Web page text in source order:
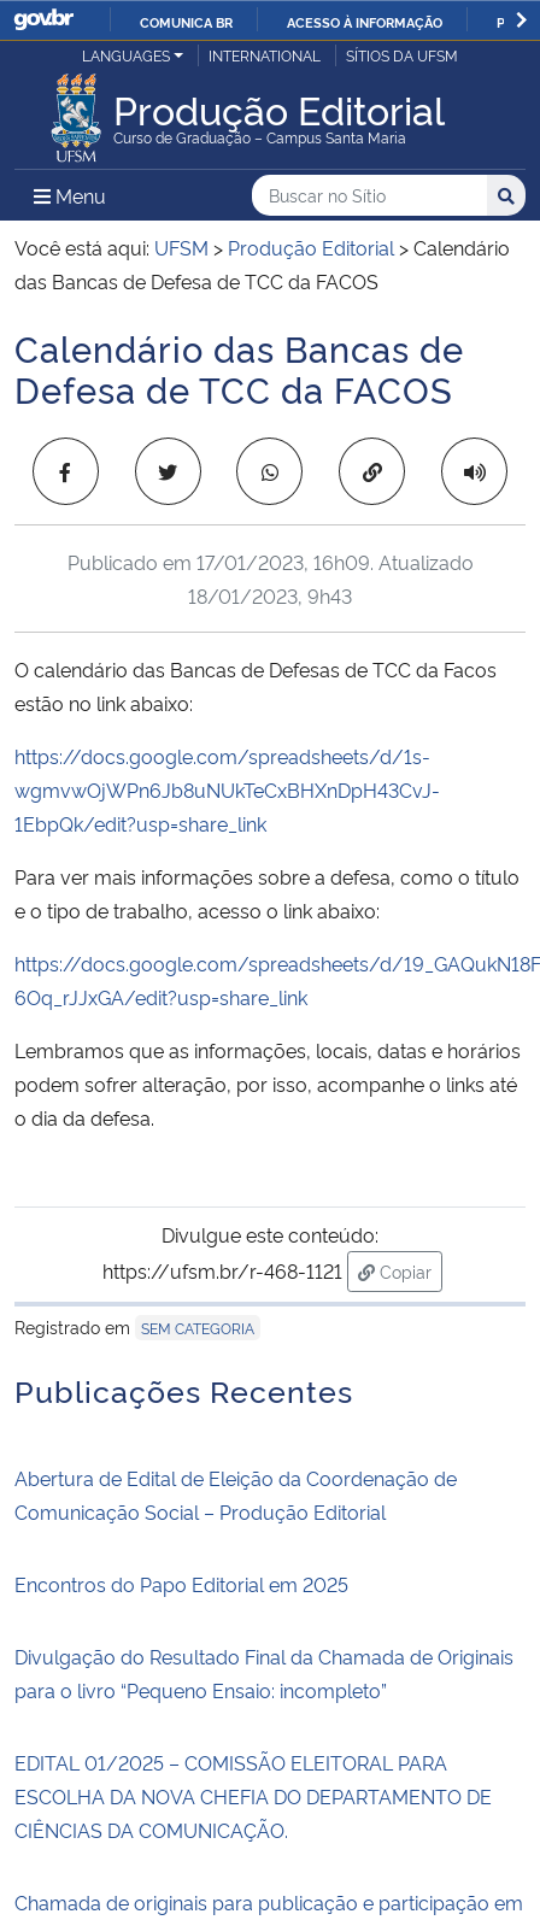
IR
O
COMUNICA BR ACESSO À INFORMAÇÃO
Ministério da Justiça e Segurança Pública
Ministério da Defesa
Ministério das Relações Exteriores
Ministério da Infraestrutura
Ministério da Educação
Ministério da Cidadania
Ministério da Ciência, Tecnologia, Inovações e Comunicações
Ministério do Meio Ambiente
Ministério do Turismo
Controladoria-Geral da União
Gabinete de Segurança Institucional
Advocacia-Geral da União
Banco Central do Brasil
LANGUAGES INTERNATIONAL SÍTIOS DA UFSM
Produção Editorial
Curso de Graduação – Campus Santa Maria
Menu Menu Principal do Sítio
Busca
Buscar no no Sítio
Busca:
Você está aqui: UFSM > Produção Editorial >Calendário
das Bancas de Defesa de TCC da FACOS
Início do conteúdo
Calendário das Bancas de
Defesa de TCC da FACOS
Copiar para área
Publicado em 17/01/2023, 16h09. Atualizado
18/01/2023, 9h43
O calendário das Bancas de Defesas de TCC da Facos
estão no link abaixo:
https://docs.google.com/spreadsheets/d/1s-
wgmvwOjWPn6Jb8uNUkTeCxBHXnDpH43CvJ-
1EbpQk/edit?usp=share_link
Para ver mais informações sobre a defesa, como o título
e o tipo de trabalho, acesso o link abaixo:
https://docs.google.com/spreadsheets/d/
6Oq_rJJxGA/edit?usp=share_link
Lembramos que as informações, locais, datas e horários
podem sofrer alteração, por isso, acompanhe o links até
o dia da defesa.
Divulgue este conteúdo:
https://ufsm.br/r-468-1121
Copiar
para área de
Registrado em SEM CATEGORIA
Publicações Recentes
Abertura de Edital de Eleição da Coordenação de
Comunicação Social – Produção Editorial
Encontros do Papo Editorial em 2025
Divulgação do Resultado Final da Chamada de Originais
para o livro “Pequeno Ensaio: incompleto”
EDITAL 01/2025 – COMISSÃO ELEITORAL PARA
ESCOLHA DA NOVA CHEFIA DO DEPARTAMENTO DE
CIÊNCIAS DA COMUNICAÇÃO.
Chamada de originais para publicação e participação em